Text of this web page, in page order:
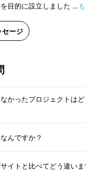
ルTTの使
目的に設立しました …
セージ
かったプロジェクトは
んですか？
イトと比べてどう違いま